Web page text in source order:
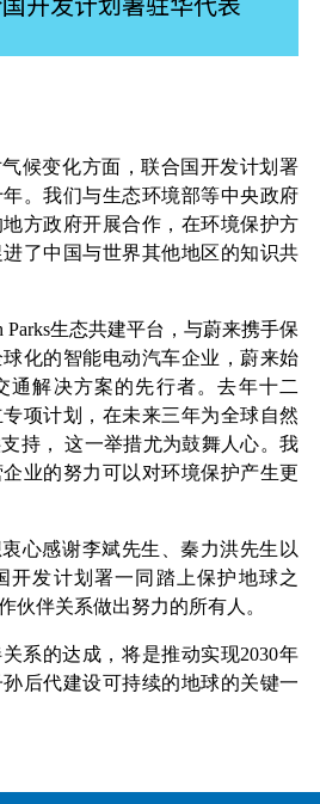
候变化方面，联合国开发计划署
。我们与生态环境部等中央政府
方政府开展合作，在环境保护方
了中国与世界其他地区的知识共
Parks生态共建平台，与蔚来携手保
化的智能电动汽车企业，蔚来始
通解决方案的先行者。去年十二
项计划，在未来三年为全球自然
持， 这一举措尤为鼓舞人心。我
业的努力可以对环境保护产生更
心感谢李斌先生、秦力洪先生以
开发计划署一同踏上保护地球之
伙伴关系做出努力的所有人。
系的达成，将是推动实现2030年
后代建设可持续的地球的关键一